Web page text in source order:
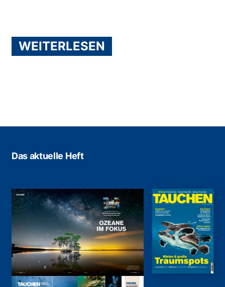
WEITERLESEN
Das aktuelle Heft